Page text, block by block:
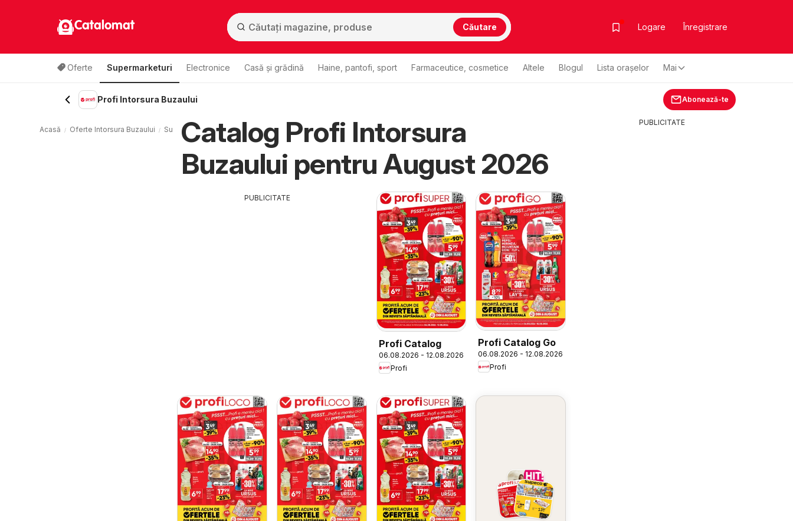
Catalomat Căutare Logare Înregistrare
Oferte Supermarketuri Electronice Casă și grădină Haine, pantofi, sport Farmaceutice, cosmetice Altele Blogul Lista oraşelor Mai
Profi Intorsura Buzaului Abonează-te
Catalog Profi Intorsura
Buzaului pentru August 2026
PUBLICITATE
Profi Catalog
06.08.2026 - 12.08.2026
Profi
Profi Catalog Go
06.08.2026 - 12.08.2026
Profi
Acasă Oferte Intorsura Buzaului Supermarketuri Intorsura Buzaului Profi Intorsura Buzaului
PUBLICITATE